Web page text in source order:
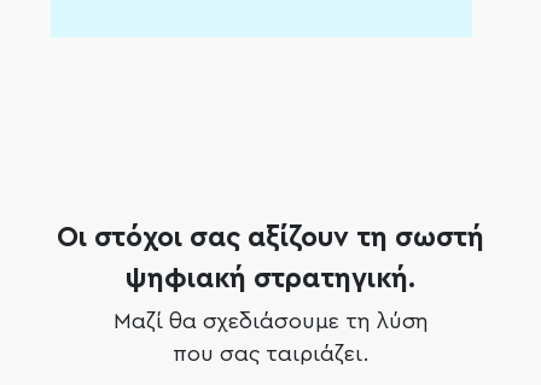
Οι στόχοι σας αξίζουν τη σωστή
ψηφιακή στρατηγική.
Μαζί θα σχεδιάσουμε τη λύση
που σας ταιριάζει.